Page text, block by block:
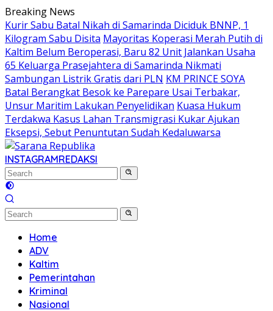
Skip
to
content
Breaking News
Kurir Sabu Batal Nikah di Samarinda Diciduk BNNP, 1
Kilogram Sabu Disita Mayoritas Koperasi Merah Putih di
Kaltim Belum Beroperasi, Baru 82 Unit Jalankan Usaha
65 Keluarga Prasejahtera di Samarinda Nikmati
Sambungan Listrik Gratis dari PLN KM PRINCE SOYA
Batal Berangkat Besok ke Parepare Usai Terbakar,
Unsur Maritim Lakukan Penyelidikan Kuasa Hukum
Terdakwa Kasus Lahan Transmigrasi Kukar Ajukan
Eksepsi, Sebut Penuntutan Sudah Kedaluwarsa
INSTAGRAMREDAKSI
Home
ADV
Kaltim
Pemerintahan
Kriminal
Nasional